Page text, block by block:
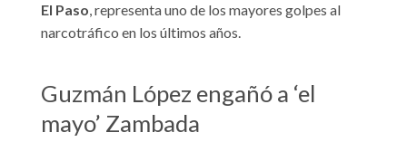
El Paso, representa uno de los mayores golpes al
narcotráfico en los últimos años.
Guzmán López engañó a ‘el
mayo’ Zambada